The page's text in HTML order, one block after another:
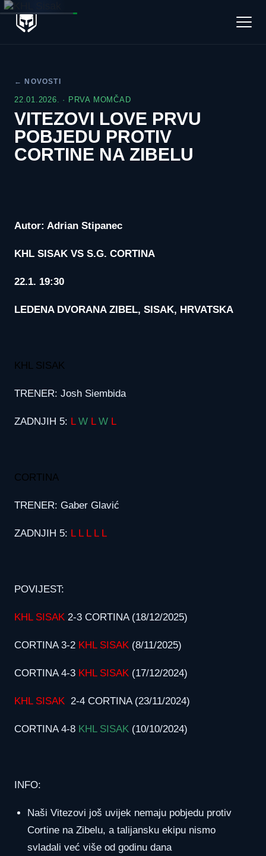
← NOVOSTI
22.01.2026. · PRVA MOMČAD
VITEZOVI LOVE PRVU
POBJEDU PROTIV
CORTINE NA ZIBELU
Autor: Adrian Stipanec
KHL SISAK VS S.G. CORTINA
22.1. 19:30
LEDENA DVORANA ZIBEL, SISAK, HRVATSKA
KHL SISAK
TRENER: Josh Siembida
ZADNJIH 5: L W L W L
CORTINA
TRENER: Gaber Glavić
ZADNJIH 5: L L L L L
POVIJEST:
KHL SISAK 2-3 CORTINA (18/12/2025)
CORTINA 3-2 KHL SISAK (8/11/2025)
CORTINA 4-3 KHL SISAK (17/12/2024)
KHL SISAK 2-4 CORTINA (23/11/2024)
CORTINA 4-8 KHL SISAK (10/10/2024)
INFO:
Naši Vitezovi još uvijek nemaju pobjedu protiv
Cortine na Zibelu, a talijansku ekipu nismo
svladali već više od godinu dana